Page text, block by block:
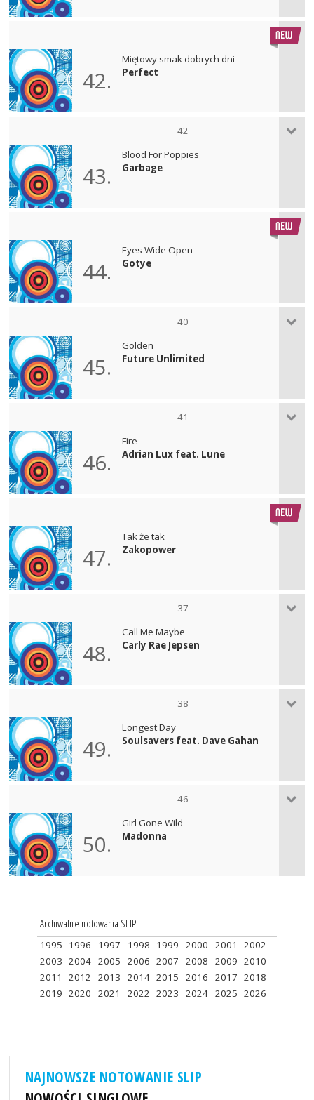
42.
Miętowy smak dobrych dni
Perfect
42
43.
Blood For Poppies
Garbage
44.
Eyes Wide Open
Gotye
40
45.
Golden
Future Unlimited
41
46.
Fire
Adrian Lux feat. Lune
47.
Tak że tak
Zakopower
37
48.
Call Me Maybe
Carly Rae Jepsen
38
49.
Longest Day
Soulsavers feat. Dave Gahan
46
50.
Girl Gone Wild
Madonna
Archiwalne notowania SLIP
1995 1996 1997 1998 1999 2000 2001
2002
2003 2004 2005 2006 2007 2008 2009 2010
2011
2012 2013 2014 2015 2016 2017 2018
2019 2020 2021 2022 2023 2024 2025 2026
NAJNOWSZE NOTOWANIE SLIP